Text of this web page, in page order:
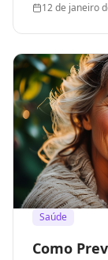
tabagismo.
12 de janeiro
Saúde
Como